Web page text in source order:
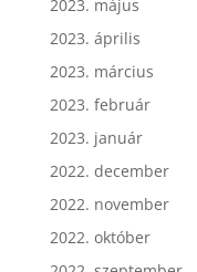
2023. május
2023. április
2023. március
2023. február
2023. január
2022. december
2022. november
2022. október